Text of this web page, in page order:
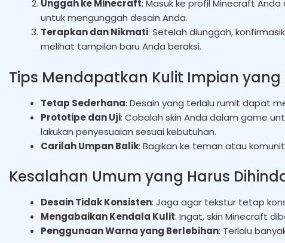
Unggah ke Minecraft: Masuk ke profil Minecraft
untuk mengunggah desain Anda.
Terapkan dan Nikmati: Setelah diunggah,
melihat tampilan baru Anda beraksi.
Tips Mendapatkan Kulit Impian yang
Tetap Sederhana: Desain yang terlalu rumit dapat
Prototipe dan Uji: Cobalah skin Anda dalam game
lakukan penyesuaian sesuai kebutuhan.
Carilah Umpan Balik: Bagikan ke teman atau
Kesalahan Umum yang Harus
Desain Tidak Konsisten: Jaga agar tekstur tetap
Mengabaikan Kendala Kulit: Ingat, skin Minecraft
Penggunaan Warna yang Berlebihan: Terlalu